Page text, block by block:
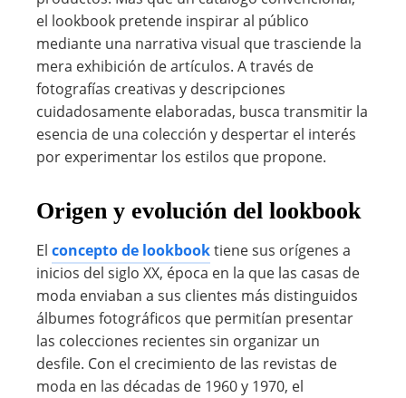
el lookbook pretende inspirar al público
mediante una narrativa visual que trasciende la
mera exhibición de artículos. A través de
fotografías creativas y descripciones
cuidadosamente elaboradas, busca transmitir la
esencia de una colección y despertar el interés
por experimentar los estilos que propone.
Origen y evolución del lookbook
El concepto de lookbooktiene sus orígenes a
inicios del siglo XX, época en la que las casas de
moda enviaban a sus clientes más distinguidos
álbumes fotográficos que permitían presentar
las colecciones recientes sin organizar un
desfile. Con el crecimiento de las revistas de
moda en las décadas de 1960 y 1970, el